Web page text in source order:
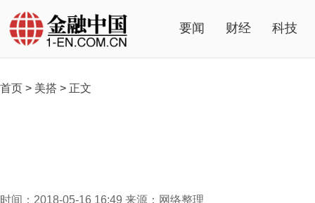
要闻 财经 科技
首页 > 美搭 > 正文
时间：2018-05-16 16:49 来源：网络整理